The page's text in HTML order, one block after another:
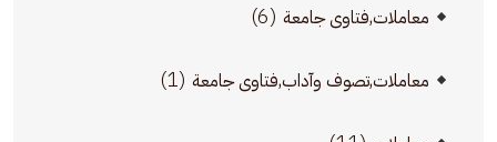
معاملات,فتاوى جامعة (6)
معاملات,تصوف وآداب,فتاوى جامعة (1)